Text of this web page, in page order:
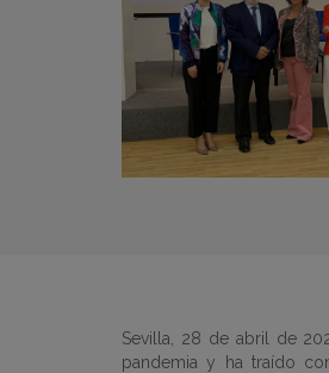
Sevilla, 28 de abril de
pandemia y ha traído